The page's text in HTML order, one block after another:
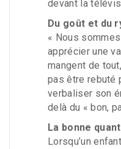
devant la
Du goût et du
« Nous
apprécier une
mangent de
pas être rebuté
verbaliser son
delà du « bon,
La bonne
Lorsqu’un